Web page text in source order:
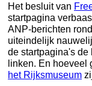
Het besluit van
startpagina
ANP-berichten
uiteindelijk
de startpagina's
linken. En hoeveel
het Rijksmuseum